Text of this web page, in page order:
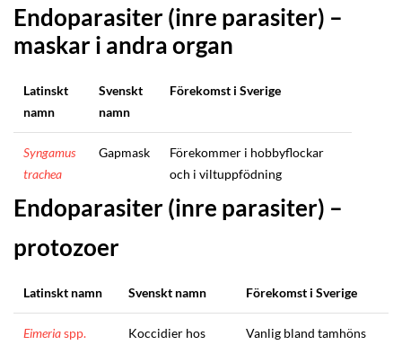
Endoparasiter (inre parasiter) –
maskar i andra organ
Latinskt
namn
Svenskt
namn
Förekomst i Sverige
Syngamus
trachea
Gapmask
Förekommer i hobbyflockar
och i viltuppfödning
Endoparasiter (inre parasiter) –
protozoer
Latinskt namn Svenskt namn Förekomst i Sverige
Eimeriaspp.
Koccidier hos
Vanlig bland tamhöns